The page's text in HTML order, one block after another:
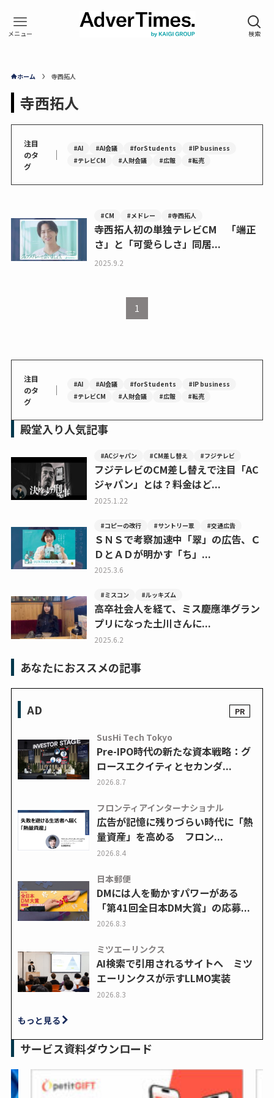
ホーム 寺西拓人
寺西拓人
注目
のタ
グ
｜ #AI #AI会議 #forStudents
#IP business
#テレビCM
#人財会議 #広報 #転売
#CM #メドレー #寺西拓人
寺西拓人初の単独テレビCM 「端正
さ」と「可愛らしさ」同居...
2025.9.2
1
注目
のタ
グ
｜ #AI #AI会議 #forStudents
#IP business
#テレビCM
#人財会議 #広報 #転売
殿堂入り人気記事
#ACジャパン #CM差し替え #フジテレビ
フジテレビのCM差し替えで注目「AC
ジャパン」とは？料金はど...
2025.1.22
#コピーの改行 #サントリー翠 #交通広告
ＳＮＳで考察加速中「翠」の広告、Ｃ
ＤとＡＤが明かす「ち」...
2025.3.6
#ミスコン #ルッキズム
高卒社会人を経て、ミス慶應準グラン
プリになった土川さんに...
2025.6.2
あなたにおススメの記事
AD
SusHi Tech Tokyo
Pre-IPO時代の新たな資本戦略：グ
ロースエクイティとセカンダ...
2026.8.7
フロンティアインターナショナル
広告が記憶に残りづらい時代に「熱
量資産」を高める フロン...
2026.8.4
日本郵便
DMには人を動かすパワーがある
「第41回全日本DM大賞」の応募...
2026.8.3
ミツエーリンクス
AI検索で引用されるサイトへ ミツ
エーリンクスが示すLLMO実装
2026.8.3
もっと見る
サービス資料ダウンロード